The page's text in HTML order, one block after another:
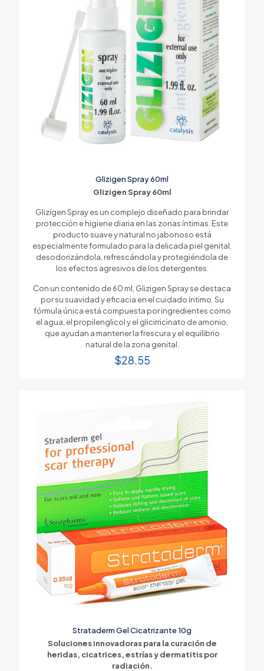
Glizigen Spray 60ml
Glizigen Spray 60ml
Glizigen Spray es un complejo diseñado para brindar
protección e higiene diaria en las zonas íntimas. Este
producto suave y natural no jabonoso está
especialmente formulado para la delicada piel genital,
desodorizándola, refrescándola y protegiéndola de
los efectos agresivos de los detergentes.
Con un contenido de 60 ml, Glizigen Spray se destaca
por su suavidad y eficacia en el cuidado íntimo. Su
fórmula única está compuesta por ingredientes como
el agua, el propilenglicol y el glicirricinato de amonio,
que ayudan a mantener la frescura y el equilibrio
natural de la zona genital.
$28.55
Strataderm Gel Cicatrizante 10g
Soluciones innovadoras para la curación de
heridas, cicatrices, estrías y dermatitis por
radiación.